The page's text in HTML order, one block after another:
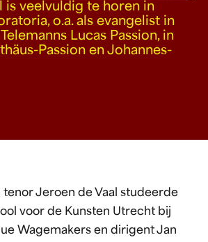
is veelvuldig te horen in
o.a. als evangelist in
Lucas Passion, in
Passion en Johannes-
tenor Jeroen de Vaal studeerde
voor de Kunsten Utrecht bij
Wagemakers en dirigent Jan